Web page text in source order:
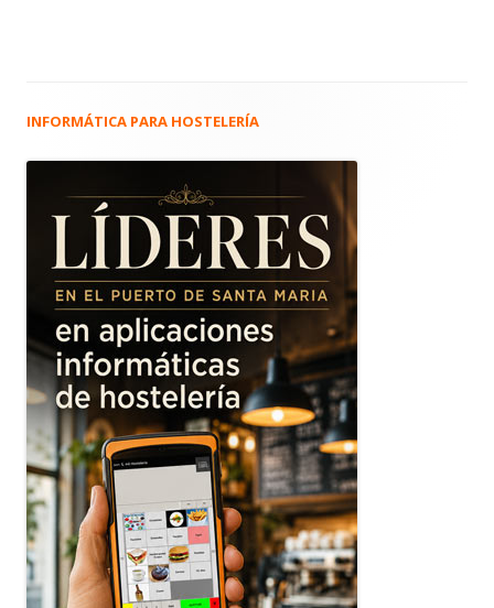
Barra
principal
INFORMÁTICA PARA HOSTELERÍA